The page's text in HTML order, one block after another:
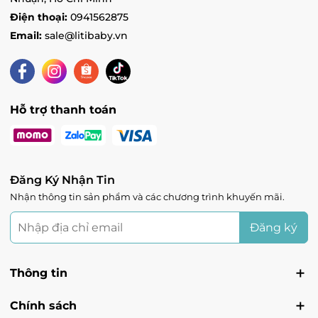
Kiêu Kỵ, Hà Nội
Phường Mỹ Đình 1, Hà Nội
Tình trạng:Còn hàng
Vin Vinh - Vincom Plaza Vinh, đường Quang
Trung, Phường Quang Trung, Nghệ An
Tình trạng: Hết hàng
Tình trạng:Hết hàng
Điện thoại: 0941562875
Email: sale@litibaby.vn
Hỗ trợ thanh toán
Đăng Ký Nhận Tin
Nhận thông tin sản phẩm và các chương trình khuyến mãi.
Đăng ký
Thông tin
Chính sách